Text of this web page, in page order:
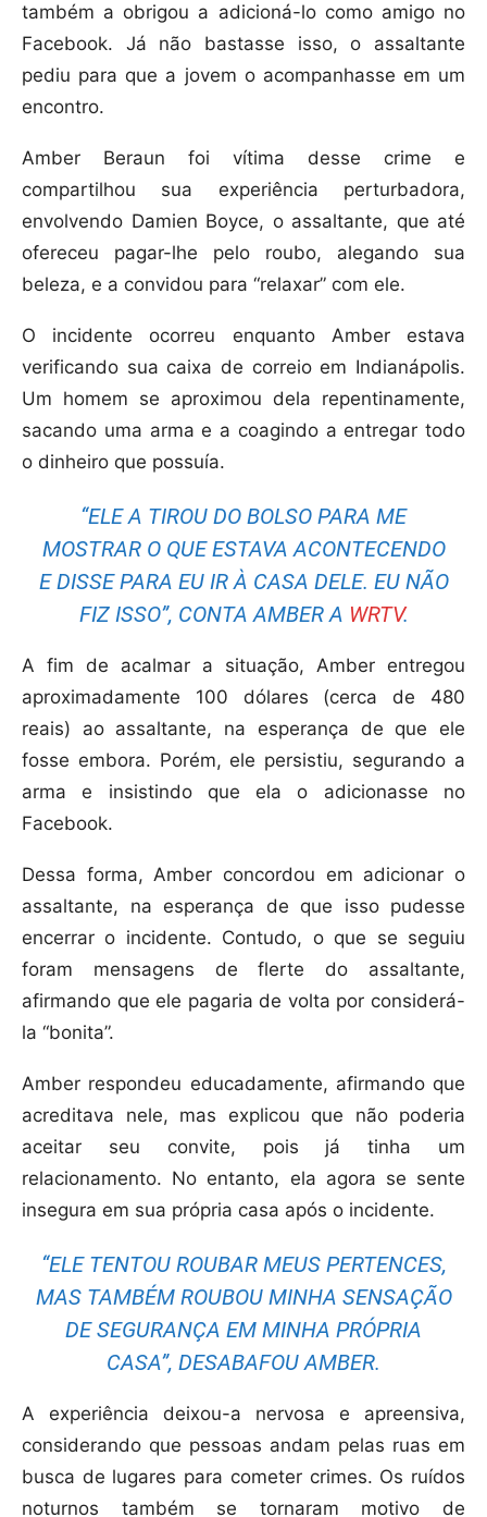
também a obrigou a adicioná-lo como amigo no
Facebook. Já não bastasse isso, o assaltante
pediu para que a jovem o acompanhasse em um
encontro.
Amber Beraun foi vítima desse crime e
compartilhou sua experiência perturbadora,
envolvendo Damien Boyce, o assaltante, que até
ofereceu pagar-lhe pelo roubo, alegando sua
beleza, e a convidou para “relaxar” com ele.
O incidente ocorreu enquanto Amber estava
verificando sua caixa de correio em Indianápolis.
Um homem se aproximou dela repentinamente,
sacando uma arma e a coagindo a entregar todo
o dinheiro que possuía.
“ELE A TIROU DO BOLSO PARA ME
MOSTRAR O QUE ESTAVA ACONTECENDO
E DISSE PARA EU IR À CASA DELE. EU NÃO
FIZ ISSO”, CONTA AMBER A WRTV.
A fim de acalmar a situação, Amber entregou
aproximadamente 100 dólares (cerca de 480
reais) ao assaltante, na esperança de que ele
fosse embora. Porém, ele persistiu, segurando a
arma e insistindo que ela o adicionasse no
Facebook.
Dessa forma, Amber concordou em adicionar o
assaltante, na esperança de que isso pudesse
encerrar o incidente. Contudo, o que se seguiu
foram mensagens de flerte do assaltante,
afirmando que ele pagaria de volta por considerá-
la “bonita”.
Amber respondeu educadamente, afirmando que
acreditava nele, mas explicou que não poderia
aceitar seu convite, pois já tinha um
relacionamento. No entanto, ela agora se sente
insegura em sua própria casa após o incidente.
“ELE TENTOU ROUBAR MEUS PERTENCES,
MAS TAMBÉM ROUBOU MINHA SENSAÇÃO
DE SEGURANÇA EM MINHA PRÓPRIA
CASA”, DESABAFOU AMBER.
A experiência deixou-a nervosa e apreensiva,
considerando que pessoas andam pelas ruas em
busca de lugares para cometer crimes. Os ruídos
noturnos também se tornaram motivo de